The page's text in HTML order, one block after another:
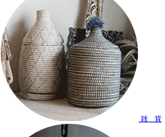
雑 貨